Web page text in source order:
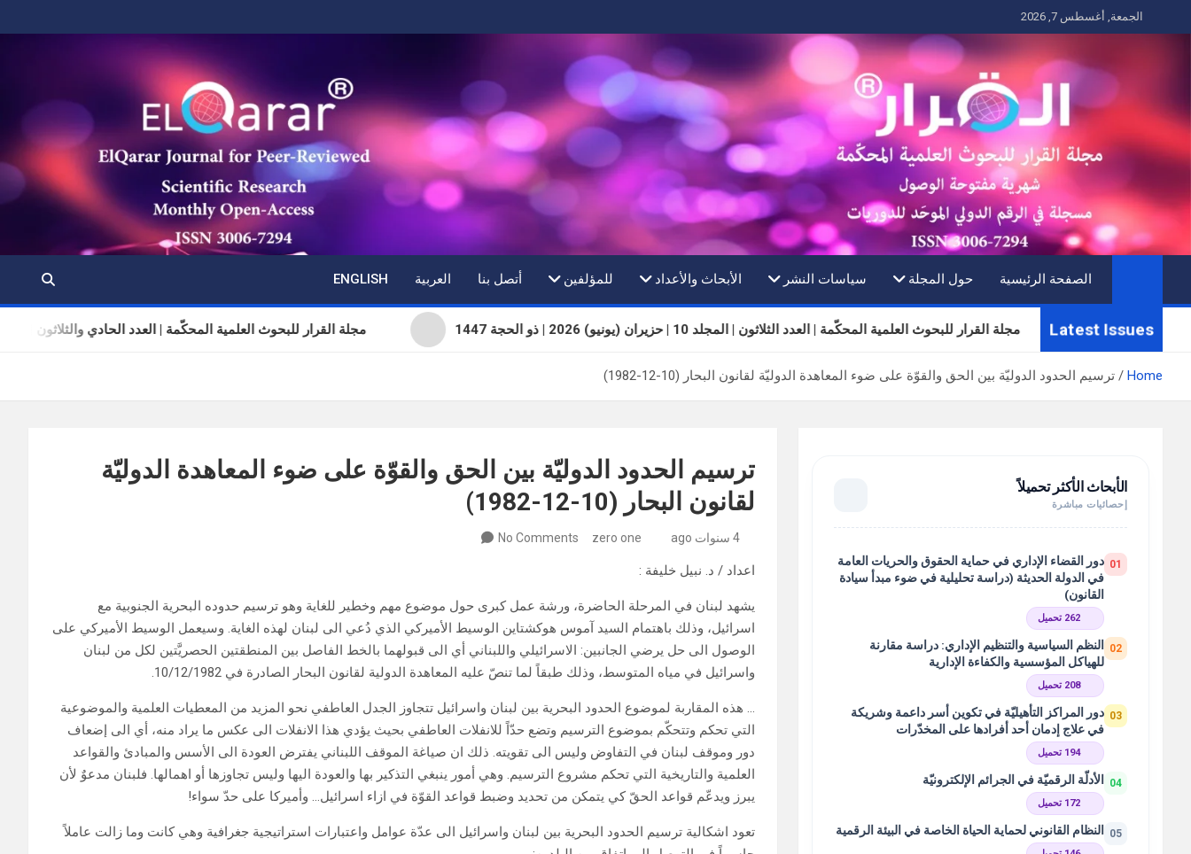
to
الجمعة, أغسطس 7, 2026
الصفحة الرئيسية حول المجلة سياسات النشر الأبحاث والأعداد للمؤلفين أتصل بنا العربية ENGLISH
Latest Issues مجلة القرار للبحوث العلمية المحكّمة | العدد الحادي والثلاثون | المجلد 11 | مجلة القرار للبحوث العلمية المحكّمة | العدد الثلاثون | المجلد 10 | حزيران (يونيو) 2026 | ذو الحجة 1447
Home ترسيم الحدود الدوليّة بين الحق والقوّة على ضوء المعاهدة الدوليّة لقانون البحار (10-12-1982)
ترسيم الحدود الدوليّة بين الحق والقوّة على ضوء المعاهدة الدوليّة
لقانون البحار (10-12-1982)
4 سنوات ago zero one
No Comments
اعداد / د. نبيل خليفة :
يشهد لبنان في المرحلة الحاضرة، ورشة عمل كبرى حول موضوع مهم وخطير للغاية وهو ترسيم حدوده البحرية الجنوبية مع
اسرائيل، وذلك باهتمام السيد آموس هوكشتاين الوسيط الأميركي الذي دُعي الى لبنان لهذه الغاية. وسيعمل الوسيط الأميركي على
الوصول الى حل يرضي الجانبين: الاسرائيلي واللبناني أي الى قبولهما بالخط الفاصل بين المنطقتين الحصريَّتين لكل من لبنان
واسرائيل في مياه المتوسط، وذلك طبقاً لما تنصّ عليه المعاهدة الدولية لقانون البحار الصادرة في 10/12/1982.
… هذه المقاربة لموضوع الحدود البحرية بين لبنان واسرائيل تتجاوز الجدل العاطفي نحو المزيد من المعطيات العلمية والموضوعية
التي تحكم وتتحكّم بموضوع الترسيم وتضع حدّاً للانفلات العاطفي بحيث يؤدي هذا الانفلات الى عكس ما يراد منه، أي الى إضعاف
دور وموقف لبنان في التفاوض وليس الى تقويته. ذلك ان صياغة الموقف اللبناني يفترض العودة الى الأسس والمبادئ والقواعد
العلمية والتاريخية التي تحكم مشروع الترسيم. وهي أمور ينبغي التذكير بها والعودة اليها وليس تجاوزها أو اهمالها. فلبنان مدعوٌ لأن
يبرز ويدعّم قواعد الحقّ كي يتمكن من تحديد وضبط قواعد القوّة في ازاء اسرائيل… وأميركا على حدّ سواء!
تعود اشكالية ترسيم الحدود البحرية بين لبنان واسرائيل الى عدّة عوامل واعتبارات استراتيجية جغرافية وهي كانت وما زالت عاملاً
الأبحاث الأكثر تحميلاً
إحصائيات مباشرة
01 دور القضاء الإداري في حماية الحقوق والحريات العامة
في الدولة الحديثة (دراسة تحليلية في ضوء مبدأ سيادة
القانون)
262 تحميل
02
النظم السياسية والتنظيم الإداري: دراسة مقارنة
للهياكل المؤسسية والكفاءة الإدارية
208 تحميل
03 دور المراكز التأهيليّة في تكوين أسر داعمة وشريكة
في علاج إدمان أحد أفرادها على المخدّرات
194 تحميل
04 الأدلّة الرقميّة في الجرائم الإلكترونيّة
172 تحميل
05 النظام القانوني لحماية الحياة الخاصة في البيئة الرقمية